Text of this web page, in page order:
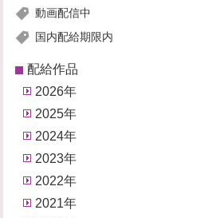
動画配信中
国内配給期限内
配給作品
2026年
2025年
2024年
2023年
2022年
2021年